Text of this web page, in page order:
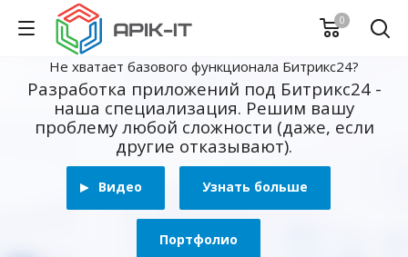
0
Не хватает базового функционала Битрикс24?
Разработка приложений под Битрикс24 -
наша специализация. Решим вашу
проблему любой сложности (даже, если
другие отказывают).
Видео Узнать больше
Портфолио